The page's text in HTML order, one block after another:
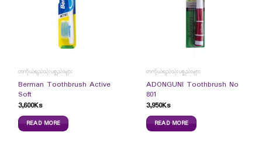
တကိုယ်ရည်သုံးပစ္စည်းများ
Berman Toothbrush Active
Soft
3,600Ks
READ MORE
တကိုယ်ရည်သုံးပစ္စည်းများ
ADONGUNI Toothbrush No
801
3,950Ks
READ MORE